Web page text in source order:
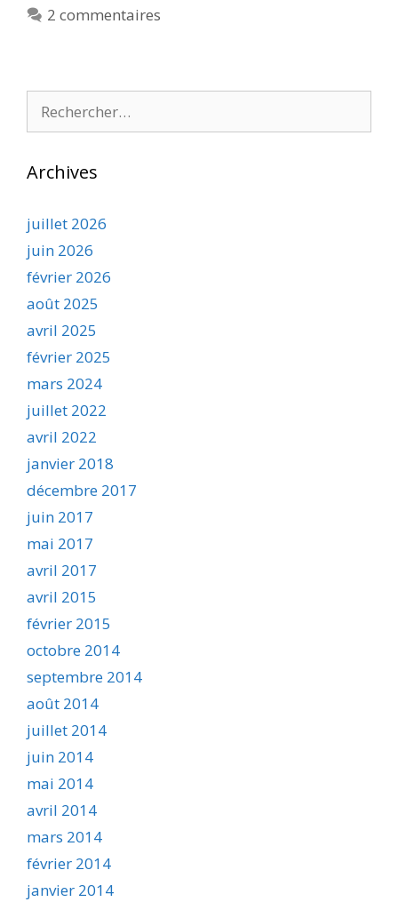
2 commentaires
Archives
juillet 2026
juin 2026
février 2026
août 2025
avril 2025
février 2025
mars 2024
juillet 2022
avril 2022
janvier 2018
décembre 2017
juin 2017
mai 2017
avril 2017
avril 2015
février 2015
octobre 2014
septembre 2014
août 2014
juillet 2014
juin 2014
mai 2014
avril 2014
mars 2014
février 2014
janvier 2014